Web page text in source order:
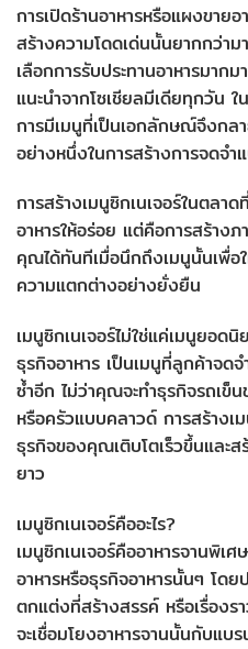
การเปิดร้านอาหารหรือแผงขาย
สร้างความโดดเด่นนั้นยากกว่า
เลือกการรับประทานอาหารมาก
แนะนำจากโซเชียลมีเดียทุกวัน
การมีเมนูที่เป็นเอกลักษณ์จึงก
อย่างหนึ่งในการสร้างการจดจ
การสร้างเมนูซิกเนเจอร์ในตลา
อาหารให้อร่อย แต่คือการสร้าง
คุณได้ทันทีเมื่อนึกถึงเมนูนั้นเพื่อ
ความแตกต่างอย่างยั่งยืน
เมนูซิกเนเจอร์ไม่ใช่แค่เมนูยอ
ธุรกิจอาหาร เป็นเมนูที่ลูกค้าจด
ซ้ำอีก ไม่ว่าคุณจะทำธุรกิจรถเข็
หรือครัวแบบคลาวด์ การสร้างเ
ธุรกิจของคุณเติบโตเร็วขึ้นและ
ยาว
เมนูซิกเนเจอร์คืออะไร?
เมนูซิกเนเจอร์คืออาหารจานพิ
อาหารหรือธุรกิจอาหารนั้นๆ โด
ตกแต่งที่สร้างสรรค์ หรือเรื่องร
จะเชื่อมโยงอาหารจานนั้นกับแบ